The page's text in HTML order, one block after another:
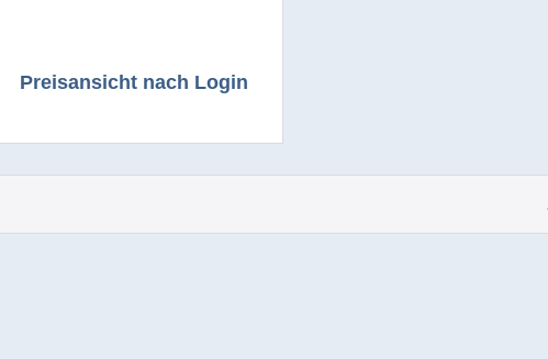
Preisansicht nach Login